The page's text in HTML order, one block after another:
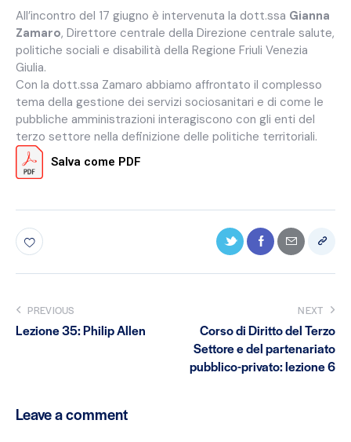
All’incontro del 17 giugno è intervenuta la dott.ssa Gianna
Zamaro, Direttore centrale della Direzione centrale salute,
politiche sociali e disabilità della Regione Friuli Venezia
Giulia.
Con la dott.ssa Zamaro abbiamo affrontato il complesso
tema della gestione dei servizi sociosanitari e di come le
pubbliche amministrazioni interagiscono con gli enti del
terzo settore nella definizione delle politiche territoriali.
Salva come PDF
PREVIOUS
Lezione 35: Philip Allen
NEXT
Corso di Diritto del Terzo
Settore e del partenariato
pubblico-privato: lezione 6
Leave a comment